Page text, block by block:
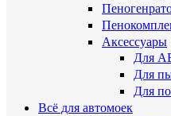
Аксессуары
Для
Для
Для
Всё для автомоек